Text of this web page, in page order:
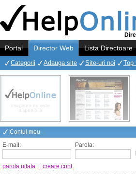
Portal Director Web Lista Directoare
Categorii Adauga site Site-uri noi Top
Contul meu
E-mail:
Parola:
parola uitata creare cont